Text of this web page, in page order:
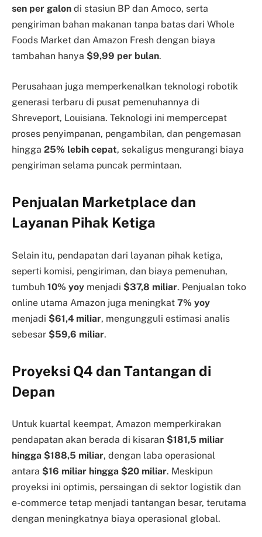
sen per galon di stasiun BP dan Amoco, serta
pengiriman bahan makanan tanpa batas dari Whole
Foods Market dan Amazon Fresh dengan biaya
tambahan hanya $9,99 per bulan.
Perusahaan juga memperkenalkan teknologi robotik
generasi terbaru di pusat pemenuhannya di
Shreveport, Louisiana. Teknologi ini mempercepat
proses penyimpanan, pengambilan, dan pengemasan
hingga 25% lebih cepat, sekaligus mengurangi biaya
pengiriman selama puncak permintaan.
Penjualan Marketplace dan
Layanan Pihak Ketiga
Selain itu, pendapatan dari layanan pihak ketiga,
seperti komisi, pengiriman, dan biaya pemenuhan,
tumbuh 10% yoy menjadi $37,8 miliar. Penjualan toko
online utama Amazon juga meningkat 7% yoy
menjadi $61,4 miliar, mengungguli estimasi analis
sebesar $59,6 miliar.
Proyeksi Q4 dan Tantangan di
Depan
Untuk kuartal keempat, Amazon memperkirakan
pendapatan akan berada di kisaran $181,5 miliar
hingga $188,5 miliar, dengan laba operasional
antara $16 miliar hingga $20 miliar. Meskipun
proyeksi ini optimis, persaingan di sektor logistik dan
e-commerce tetap menjadi tantangan besar, terutama
dengan meningkatnya biaya operasional global.